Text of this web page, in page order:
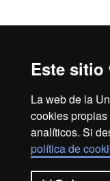
Este sitio
La web de la
cookies
analíticos. Si
política de
2026